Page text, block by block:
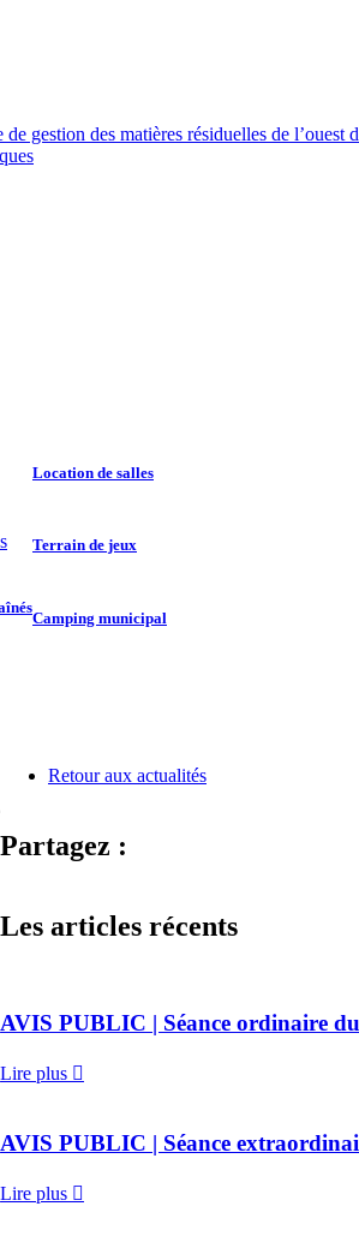
gestion des matières résiduelles de
Location de salles
Terrain de jeux
Camping municipal
Retour aux actualités
Partagez :
Les articles récents
AVIS PUBLIC | Séance ordinaire
Lire plus
AVIS PUBLIC | Séance
Lire plus